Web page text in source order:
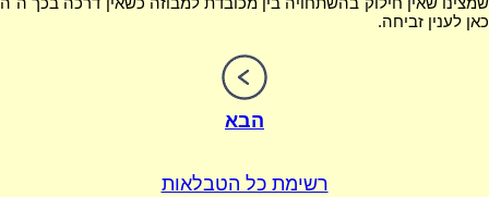
כאן לענין זביחה.
הבא
רשימת כל הטבלאות